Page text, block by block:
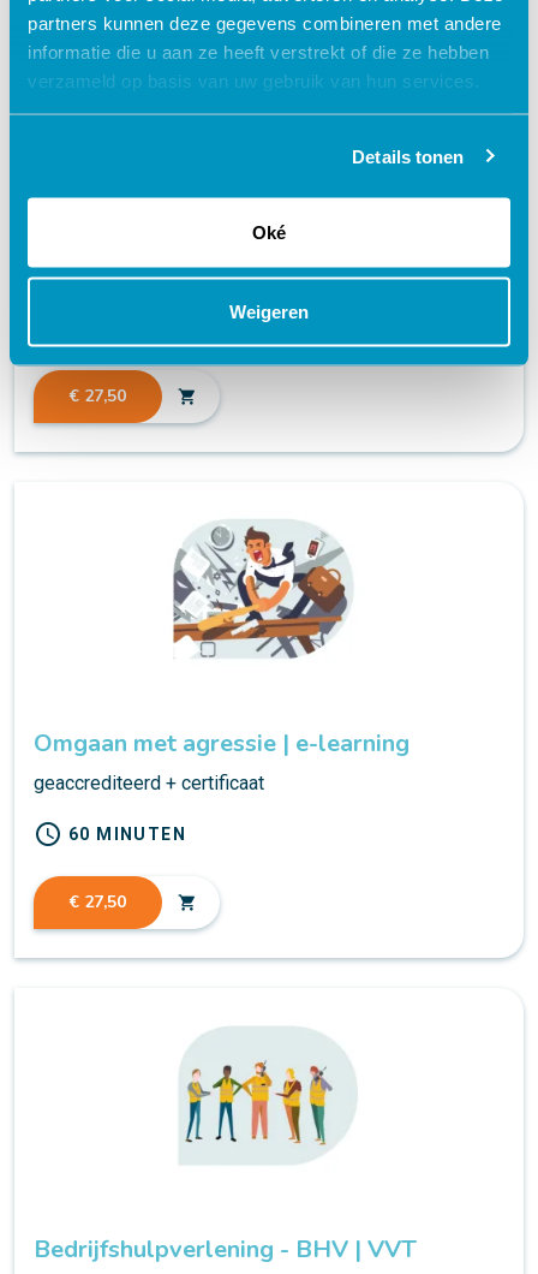
partners kunnen deze gegevens combineren met andere
informatie die u aan ze heeft verstrekt of die ze hebben
verzameld op basis van uw gebruik van hun services.
Details tonen
Oké
Weigeren
ECG maken en lezen | niveau 4 | e-
geaccrediteerd + certificaat
€ 27,50 shopping_cart
Omgaan met agressie | e-learning
geaccrediteerd + certificaat
schedule 60 MINUTEN
€ 27,50 shopping_cart
Bedrijfshulpverlening - BHV | VVT